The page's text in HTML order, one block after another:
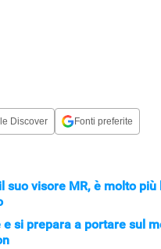
Discover Fonti preferite
suo visore MR, è molto più
e si prepara a portare sul